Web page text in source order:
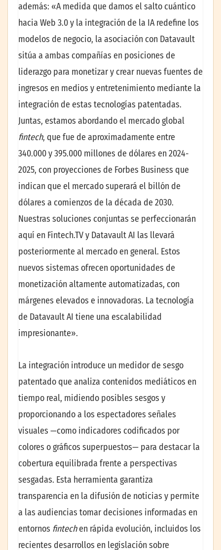
además: «A medida que damos el salto cuántico
hacia Web 3.0 y la integración de la IA redefine los
modelos de negocio, la asociación con Datavault
sitúa a ambas compañías en posiciones de
liderazgo para monetizar y crear nuevas fuentes de
ingresos en medios y entretenimiento mediante la
integración de estas tecnologías patentadas.
Juntas, estamos abordando el mercado global
fintech, que fue de aproximadamente entre
340.000 y 395.000 millones de dólares en 2024-
2025, con proyecciones de Forbes Business que
indican que el mercado superará el billón de
dólares a comienzos de la década de 2030.
Nuestras soluciones conjuntas se perfeccionarán
aquí en Fintech.TV y Datavault AI las llevará
posteriormente al mercado en general. Estos
nuevos sistemas ofrecen oportunidades de
monetización altamente automatizadas, con
márgenes elevados e innovadoras. La tecnología
de Datavault AI tiene una escalabilidad
impresionante».
La integración introduce un medidor de sesgo
patentado que analiza contenidos mediáticos en
tiempo real, midiendo posibles sesgos y
proporcionando a los espectadores señales
visuales —como indicadores codificados por
colores o gráficos superpuestos— para destacar la
cobertura equilibrada frente a perspectivas
sesgadas. Esta herramienta garantiza
transparencia en la difusión de noticias y permite
a las audiencias tomar decisiones informadas en
entornos fintechen rápida evolución, incluidos los
recientes desarrollos en legislación sobre